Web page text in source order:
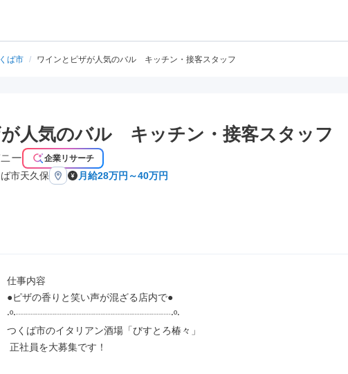
ば市 / ワインとピザが人気のバル キッチン・接客スタッフ
人気のバル キッチン・接客スタッフ
ー 企業リサーチ
市天久保 月給28万円～40万円
仕事内容
●ピザの香りと笑い声が混ざる店内で●
‧º‧┈┈┈┈┈┈┈┈┈┈┈┈┈┈┈┈‧º‧
つくば市のイタリアン酒場「びすとろ椿々」